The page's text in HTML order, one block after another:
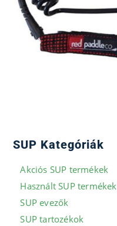
SUP Kategóriák
Akciós SUP termékek
Használt SUP termékek
SUP evezők
SUP tartozékok